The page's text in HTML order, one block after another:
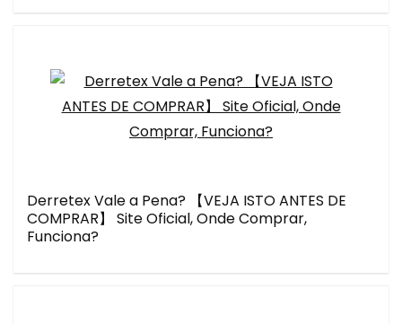
Derretex Vale a Pena? 【VEJA ISTO ANTES DE
COMPRAR】 Site Oficial, Onde Comprar,
Funciona?